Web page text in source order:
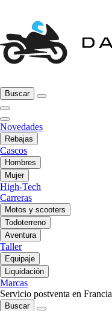
Buscar
Novedades
Rebajas
Cascos
Hombres
Mujer
High-Tech
Carreras
Motos y scooters
Todoterreno
Aventura
Taller
Equipaje
Liquidación
Marcas
Servicio postventa en Francia
Buscar